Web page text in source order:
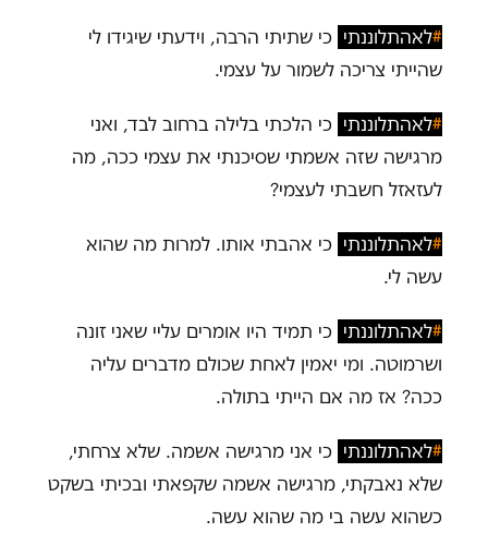
#לאהתלוננתי כי שתיתי הרבה, וידעתי שיגידו לי
שהייתי צריכה לשמור על עצמי.
#לאהתלוננתי כי הלכתי בלילה ברחוב לבד, ואני
מרגישה שזה אשמתי שסיכנתי את עצמי ככה, מה
לעזאזל חשבתי לעצמי?
#לאהתלוננתי כי אהבתי אותו. למרות מה שהוא
עשה לי.
#לאהתלוננתי כי תמיד היו אומרים עליי שאני זונה
ושרמוטה. ומי יאמין לאחת שכולם מדברים עליה
ככה? אז מה אם הייתי בתולה.
#לאהתלוננתי כי אני מרגישה אשמה. שלא צרחתי,
שלא נאבקתי, מרגישה אשמה שקפאתי ובכיתי בשקט
כשהוא עשה בי מה שהוא עשה.